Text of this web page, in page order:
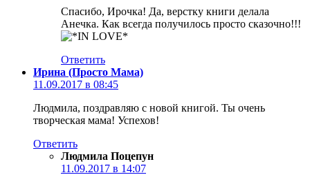
Спасибо, Ирочка! Да, верстку книги делала
Анечка. Как всегда получилось просто сказочно!!!
Ответить
Ирина (Просто Мама)
11.09.2017 в 08:45
Людмила, поздравляю с новой книгой. Ты очень
творческая мама! Успехов!
Ответить
Людмила Поцепун
11.09.2017 в 14:07